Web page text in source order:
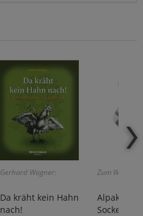
Gerhard Wagner:
Da kräht kein Hahn
nach!
Zum
Alpaka-
Socken